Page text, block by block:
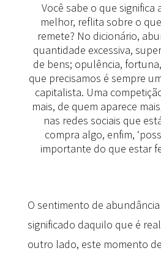
Você sabe o que significa
melhor, reflita sobre o
remete? No dicionário,
quantidade excessiva,
de bens; opulência,
que precisamos é sempre
capitalista. Uma
mais, de quem aparece
nas redes sociais que
compra algo, enfim,
importante do que estar
O sentimento de
significado daquilo que é
outro lado, este momento